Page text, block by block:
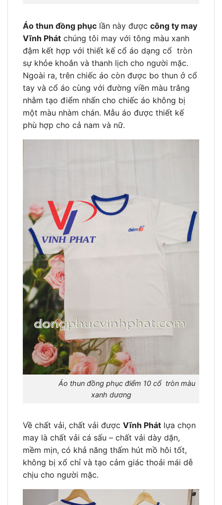
Áo thun đồng phục lần này được công ty may
Vĩnh Phát chúng tôi may với tông màu xanh
đậm kết hợp với thiết kế cổ áo dạng cổ tròn
sự khỏe khoắn và thanh lịch cho người mặc.
Ngoài ra, trên chiếc áo còn được bo thun ở cổ
tay và cổ áo cùng với đường viền màu trắng
nhằm tạo điểm nhấn cho chiếc áo không bị
một màu nhàm chán. Mẫu áo được thiết kế
phù hợp cho cả nam và nữ.
Áo thun đồng phục điểm 10 cổ tròn màu
xanh dương
Về chất vải, chất vải được Vĩnh Phát lựa chọn
may là chất vải cá sấu – chất vải dày dặn,
mềm mịn, có khả năng thấm hút mồ hôi tốt,
không bị xổ chỉ và tạo cảm giác thoải mái dễ
chịu cho người mặc.